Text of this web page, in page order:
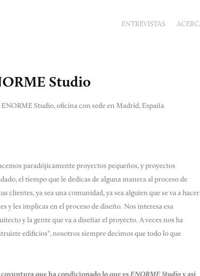
ENTREVISTAS
Studio
Studio, oficina con sede en Madrid, España
paradójicamente proyectos pequeños, y proyectos
el tiempo que le dedicas de alguna manera al proceso de
clientes, ya sea una comunidad, ya sea alguien que se va a hacer
y les implicas en el proceso de diseño. Nos interesa esa
y la gente que va a diseñar el proyecto. A veces nos ha
edificios", nosotros siempre decimos que todo lo que
que ha condicionado lo que esENORME Studio y así